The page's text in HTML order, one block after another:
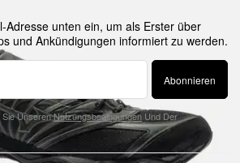
Adresse unten ein, um als Erster über
und Ankündigungen informiert zu werden.
Abonnieren
Sie UnserenNutzungsbedingungenUnd Der